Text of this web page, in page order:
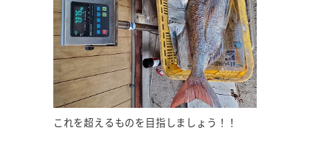
これを超えるものを目指しましょう！！